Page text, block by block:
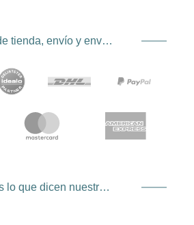
Sello de tienda, envío y envío. Proveedor de servicios de pago
Esto es lo que dicen nuestros clientes